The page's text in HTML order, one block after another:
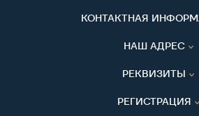
КОНТАКТНАЯ
НАШ АДРЕС
РЕКВИЗИТЫ
РЕГИСТРАЦИЯ